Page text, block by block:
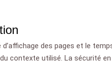
des pages et le
contexte utilisé. La sécurité